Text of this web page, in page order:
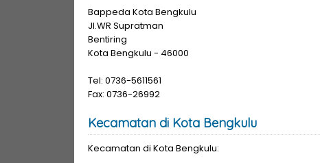
Bappeda Kota Bengkulu
Jl.WR Supratman
Bentiring
Kota Bengkulu - 46000
Tel: 0736-5611561
Fax: 0736-26992
Kecamatan di Kota Bengkulu
Kecamatan di Kota Bengkulu: